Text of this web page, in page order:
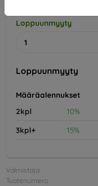
Loppuunmyyty
Loppuunmyyty
Määräalennukset
2kpl
10%
3kpl+
15%
Valmistaja
Tuotenumero